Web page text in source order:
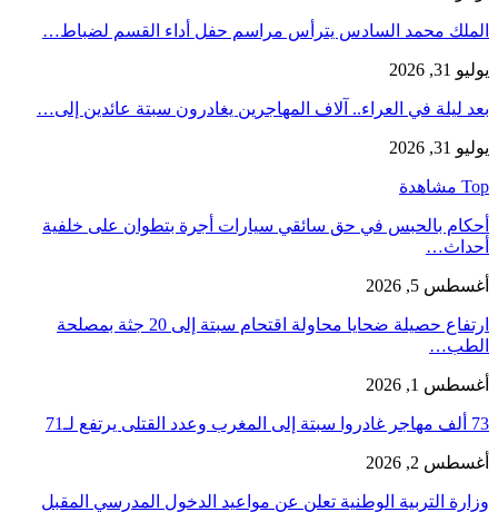
الملك محمد السادس يترأس مراسم حفل أداء القسم لضباط…
يوليو 31, 2026
بعد ليلة في العراء.. آلاف المهاجرين يغادرون سبتة عائدين إلى…
يوليو 31, 2026
Top مشاهدة
أحكام بالحبس في حق سائقي سيارات أجرة بتطوان على خلفية
أحداث…
أغسطس 5, 2026
ارتفاع حصيلة ضحايا محاولة اقتحام سبتة إلى 20 جثة بمصلحة
الطب…
أغسطس 1, 2026
73 ألف مهاجر غادروا سبتة إلى المغرب وعدد القتلى يرتفع لـ71
أغسطس 2, 2026
وزارة التربية الوطنية تعلن عن مواعيد الدخول المدرسي المقبل